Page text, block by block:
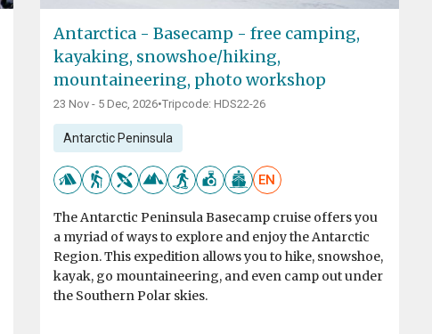
Antarctica - Basecamp - free camping,
kayaking, snowshoe/hiking,
mountaineering, photo workshop
23 Nov - 5 Dec, 2026•Tripcode: HDS22-26
Antarctic Peninsula
EN
The Antarctic Peninsula Basecamp cruise offers you
a myriad of ways to explore and enjoy the Antarctic
Region. This expedition allows you to hike, snowshoe,
kayak, go mountaineering, and even camp out under
the Southern Polar skies.